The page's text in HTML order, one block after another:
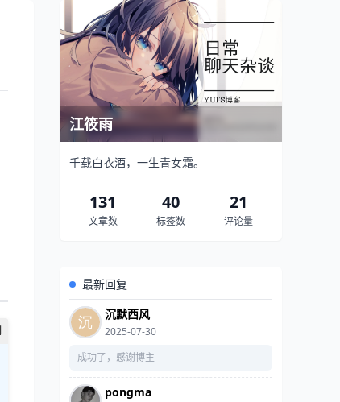
江筱雨
千载白衣酒，一生青女霜。
131
文章数
40
标签数
21
评论量
最新回复
沉默西风
2025-07-30
成功了，感谢博主
pongma